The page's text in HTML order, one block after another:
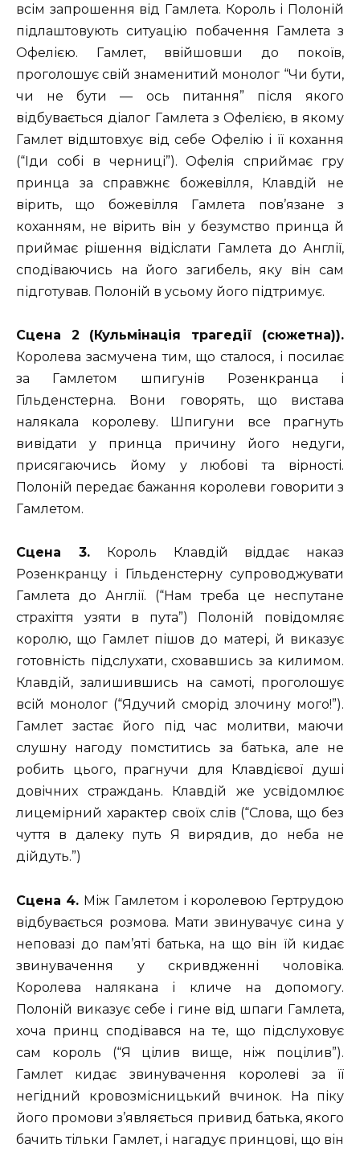
всім запрошення від Гамлета. Король і Полоній
підлаштовують ситуацію побачення Гамлета з
Офелією. Гамлет, ввійшовши до покоїв,
проголошує свій знаменитий монолог “Чи бути,
чи не бути — ось питання” після якого
відбувається діалог Гамлета з Офелією, в якому
Гамлет відштовхує від себе Офелію і її кохання
(“Іди собі в черниці”). Офелія сприймає гру
принца за справжнє божевілля, Клавдій не
вірить, що божевілля Гамлета пов’язане з
коханням, не вірить він у безумство принца й
приймає рішення відіслати Гамлета до Англії,
сподіваючись на його загибель, яку він сам
підготував. Полоній в усьому його підтримує.
Сцена 2 (Кульмінація трагедії (сюжетна)).
Королева засмучена тим, що сталося, і посилає
за Гамлетом шпигунів Розенкранца і
Гільденстерна. Вони говорять, що вистава
налякала королеву. Шпигуни все прагнуть
вивідати у принца причину його недуги,
присягаючись йому у любові та вірності.
Полоній передає бажання королеви говорити з
Гамлетом.
Сцена 3.
Король Клавдій віддає наказ
Розенкранцу і Гільденстерну супроводжувати
Гамлета до Англії. (“Нам треба це неспутане
страхіття узяти в пута”) Полоній повідомляє
королю, що Гамлет пішов до матері, й виказує
готовність підслухати, сховавшись за килимом.
Клавдій, залишившись на самоті, проголошує
всій монолог (“Ядучий сморід злочину мого!”).
Гамлет застає його під час молитви, маючи
слушну нагоду помститись за батька, але не
робить цього, прагнучи для Клавдієвої душі
довічних страждань. Клавдій же усвідомлює
лицемірний характер своїх слів (“Слова, що без
чуття в далеку путь Я вирядив, до неба не
дійдуть.”)
Сцена 4. Між Гамлетом і королевою Гертрудою
відбувається розмова. Мати звинувачує сина у
неповазі до пам’яті батька, на що він їй кидає
звинувачення у скривдженні чоловіка.
Королева налякана і кличе на допомогу.
Полоній виказує себе і гине від шпаги Гамлета,
хоча принц сподівався на те, що підслуховує
сам король (“Я цілив вище, ніж поцілив”).
Гамлет кидає звинувачення королеві за її
негідний кровозмісницький вчинок. На піку
його промови з’являється привид батька, якого
бачить тільки Гамлет, і нагадує принцові, що він